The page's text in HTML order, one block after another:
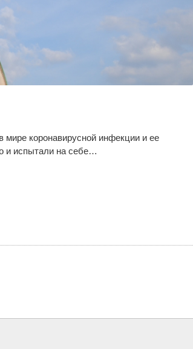
коронавирусной инфекции и ее
и испытали на себе…